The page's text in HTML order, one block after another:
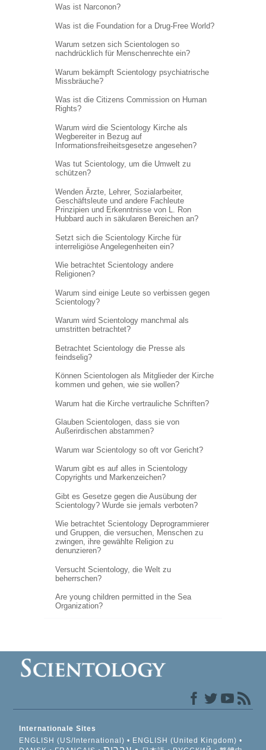
Was ist Narconon?
Was ist die Foundation for a Drug-Free World?
Warum setzen sich Scientologen so
nachdrücklich für Menschenrechte ein?
Warum bekämpft Scientology psychiatrische
Missbräuche?
Was ist die Citizens Commission on Human
Rights?
Warum wird die Scientology Kirche als
Wegbereiter in Bezug auf
Informationsfreiheitsgesetze angesehen?
Was tut Scientology, um die Umwelt zu
schützen?
Wenden Ärzte, Lehrer, Sozialarbeiter,
Geschäftsleute und andere Fachleute
Prinzipien und Erkenntnisse von L. Ron
Hubbard auch in säkularen Bereichen an?
Setzt sich die Scientology Kirche für
interreligiöse Angelegenheiten ein?
Wie betrachtet Scientology andere
Religionen?
Warum sind einige Leute so verbissen gegen
Scientology?
Warum wird Scientology manchmal als
umstritten betrachtet?
Betrachtet Scientology die Presse als
feindselig?
Können Scientologen als Mitglieder der Kirche
kommen und gehen, wie sie wollen?
Warum hat die Kirche vertrauliche Schriften?
Glauben Scientologen, dass sie von
Außerirdischen abstammen?
Warum war Scientology so oft vor Gericht?
Warum gibt es auf alles in Scientology
Copyrights und Markenzeichen?
Gibt es Gesetze gegen die Ausübung der
Scientology? Wurde sie jemals verboten?
Wie betrachtet Scientology Deprogrammierer
und Gruppen, die versuchen, Menschen zu
zwingen, ihre gewählte Religion zu
denunzieren?
Versucht Scientology, die Welt zu
beherrschen?
Are young children permitted in the Sea
Organization?
Internationale Sites
ENGLISH (US/International)
ENGLISH (United Kingdom)